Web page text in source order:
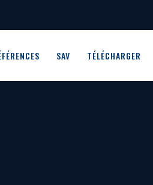
SAV TÉLÉCHARGER